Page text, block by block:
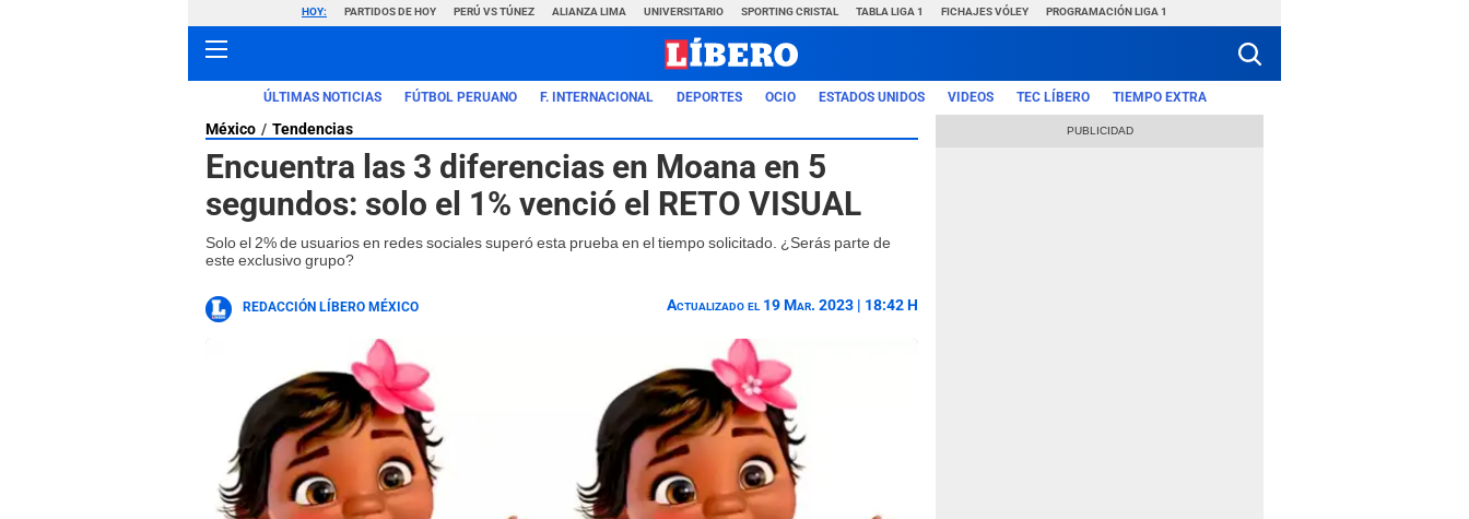
HOY: PARTIDOS DE HOY PERÚ VS TÚNEZ ALIANZA LIMA UNIVERSITARIO SPORTING CRISTAL TABLA LIGA 1 FICHAJES VÓLEY PROGRAMACIÓN LIGA 1
ÚLTIMAS NOTICIAS FÚTBOL PERUANO F. INTERNACIONAL DEPORTES OCIO ESTADOS UNIDOS VIDEOS TEC LÍBERO TIEMPO EXTRA
México Tendencias
Encuentra las 3 diferencias en Moana en 5
segundos: solo el 1% venció el RETO VISUAL
Solo el 2% de usuarios en redes sociales superó esta prueba en el tiempo solicitado. ¿Serás parte de
este exclusivo grupo?
REDACCIÓN LÍBERO MÉXICO Actualizado el 19 Mar. 2023 | 18:42 H